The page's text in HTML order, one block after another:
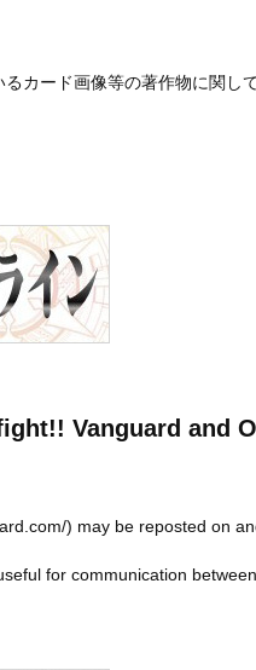
カード画像等の著作物に関し
Vanguard and
) may be reposted on
for communication